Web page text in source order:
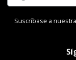
Suscríbase a